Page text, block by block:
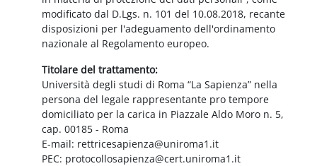
modificato dal D.Lgs. n. 101 del 10.08.2018, recante
disposizioni per l'adeguamento dell'ordinamento
nazionale al Regolamento europeo.
Titolare del trattamento:
Università degli studi di Roma “La Sapienza” nella
persona del legale rappresentante pro tempore
domiciliato per la carica in Piazzale Aldo Moro n. 5,
cap. 00185 - Roma
E-mail: rettricesapienza@uniroma1.it
PEC: protocollosapienza@cert.uniroma1.it